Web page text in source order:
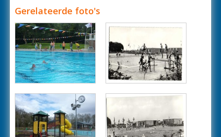
Gerelateerde foto's